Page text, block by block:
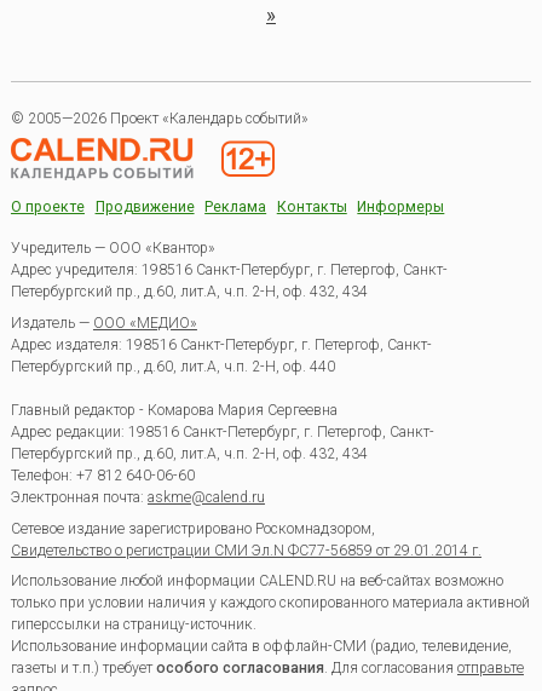
»
© 2005—2026 Проект «Календарь событий»
О проекте Продвижение Реклама Контакты Информеры
Учредитель — ООО «Квантор»
Адрес учредителя: 198516 Санкт-Петербург, г. Петергоф, Санкт-
Петербургский пр., д.60, лит.А, ч.п. 2-Н, оф. 432, 434
Издатель — ООО «МЕДИО»
Адрес издателя: 198516 Санкт-Петербург, г. Петергоф, Санкт-
Петербургский пр., д.60, лит.А, ч.п. 2-Н, оф. 440
Главный редактор - Комарова Мария Сергеевна
Адрес редакции: 198516 Санкт-Петербург, г. Петергоф, Санкт-
Петербургский пр., д.60, лит.А, ч.п. 2-Н, оф. 432, 434
Телефон: +7 812 640-06-60
Электронная почта: askme@calend.ru
Сетевое издание зарегистрировано Роскомнадзором,
Свидетельство о регистрации СМИ Эл.N ФС77-56859 от 29.01.2014 г.
Использование любой информации CALEND.RU на веб-сайтах возможно
только при условии наличия у каждого скопированного материала активной
гиперссылки на страницу-источник.
Использование информации сайта в оффлайн-СМИ (радио, телевидение,
газеты и т.п.) требуетособого согласования. Для согласования отправьте